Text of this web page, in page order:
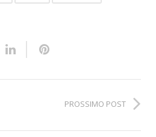
PROSSIMO POST